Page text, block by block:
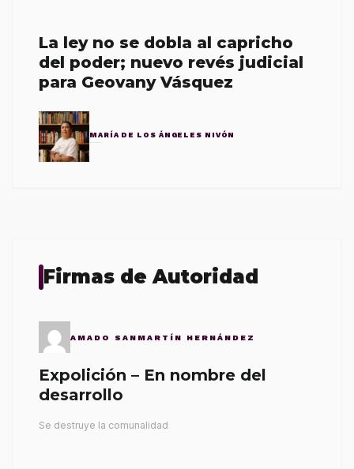
La ley no se dobla al capricho
del poder; nuevo revés judicial
para Geovany Vásquez
MARÍA DE LOS ÁNGELES NIVÓN
Firmas de Autoridad
AMADO SANMARTÍN HERNÁNDEZ
Expolición – En nombre del
desarrollo
Se destruye la comunalidad